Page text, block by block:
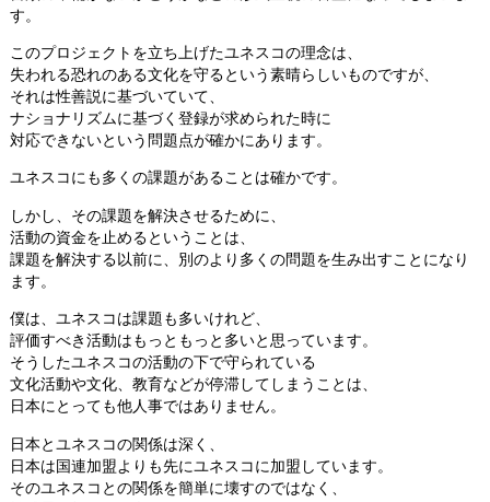
す。
このプロジェクトを立ち上げたユネスコの理念は、
失われる恐れのある文化を守るという素晴らしいものですが、
それは性善説に基づいていて、
ナショナリズムに基づく登録が求められた時に
対応できないという問題点が確かにあります。
ユネスコにも多くの課題があることは確かです。
しかし、その課題を解決させるために、
活動の資金を止めるということは、
課題を解決する以前に、別のより多くの問題を生み出すことになり
ます。
僕は、ユネスコは課題も多いけれど、
評価すべき活動はもっともっと多いと思っています。
そうしたユネスコの活動の下で守られている
文化活動や文化、教育などが停滞してしまうことは、
日本にとっても他人事ではありません。
日本とユネスコの関係は深く、
日本は国連加盟よりも先にユネスコに加盟しています。
そのユネスコとの関係を簡単に壊すのではなく、